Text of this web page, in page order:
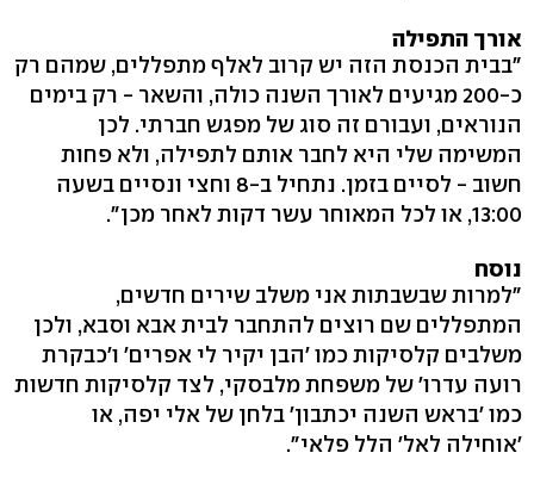
אורך התפילה
"בבית הכנסת הזה יש קרוב לאלף מתפללים, שמהם רק
כ-200 מגיעים לאורך השנה כולה, והשאר - רק בימים
הנוראים, ועבורם זה סוג של מפגש חברתי. לכן
המשימה שלי היא לחבר אותם לתפילה, ולא פחות
חשוב - לסיים בזמן. נתחיל ב-8 וחצי ונסיים בשעה
13:00, או לכל המאוחר עשר דקות לאחר מכן".
נוסח
"למרות שבשבתות אני משלב שירים חדשים,
המתפללים שם רוצים להתחבר לבית אבא וסבא, ולכן
משלבים קלסיקות כמו 'הבן יקיר לי אפרים' ו'כבקרת
רועה עדרו' של משפחת מלבסקי, לצד קלסיקות חדשות
כמו 'בראש השנה יכתבון' בלחן של אלי יפה, או
'אוחילה לאל' הלל פלאי".